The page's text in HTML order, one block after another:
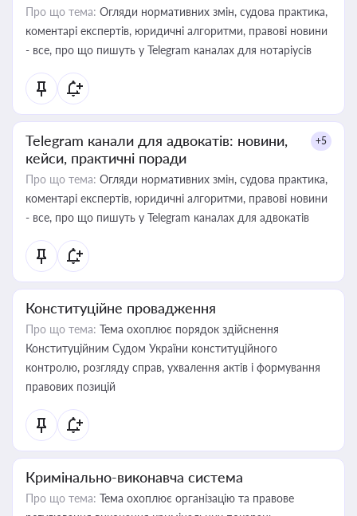
Про що тема: Огляди нормативних змін, судова практика,
коментарі експертів, юридичні алгоритми, правові новини
- все, про що пишуть у Telegram каналах для нотаріусів
Telegram канали для адвокатів: новини,
кейси, практичні поради
+5
Про що тема: Огляди нормативних змін, судова практика,
коментарі експертів, юридичні алгоритми, правові новини
- все, про що пишуть у Telegram каналах для адвокатів
Конституційне провадження
Про що тема: Тема охоплює порядок здійснення
Конституційним Судом України конституційного
контролю, розгляду справ, ухвалення актів і формування
правових позицій
Кримінально-виконавча система
Про що тема: Тема охоплює організацію та правове